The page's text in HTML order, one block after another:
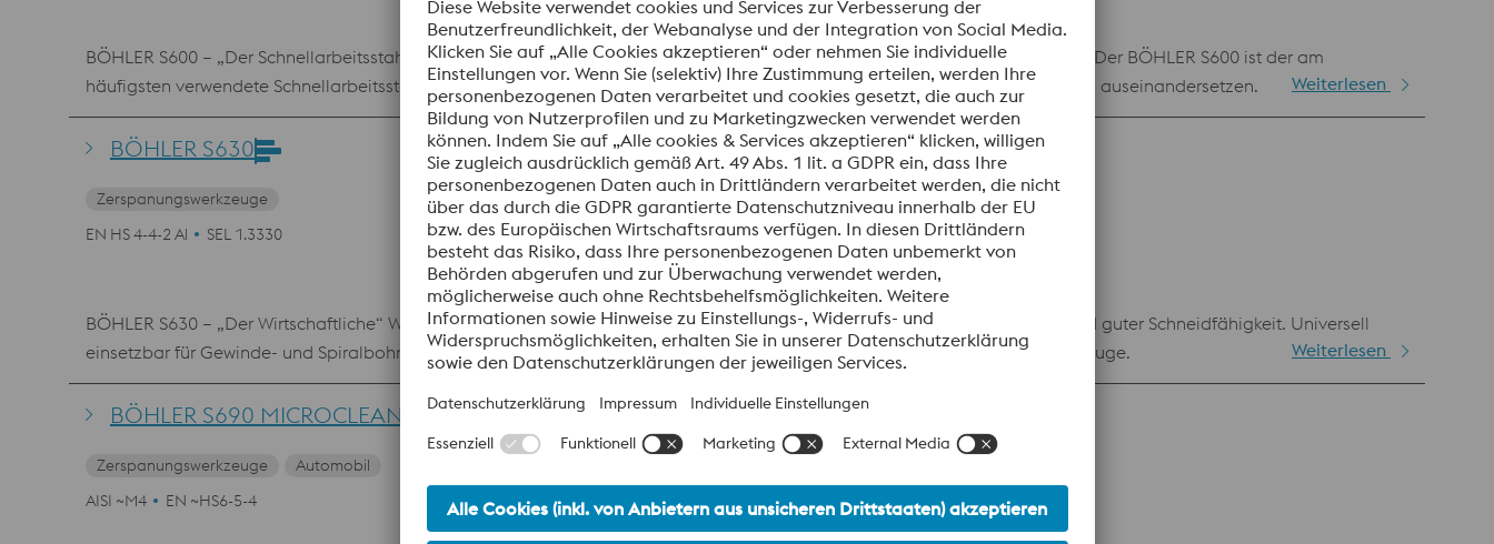
BÖHLER S600 – „Der Schnellarbeitsstahl“ Ideal für Fräser, Spiral- und Gewindebohrer, Räumwerkzeuge, Kaltarbeitswerkzeuge Der BÖHLER S600 ist der am
häufigsten verwendete Schnellarbeitsstahl und er ist das Ausgangsmaterial für unsere Kunden, die sich mit Schnellarbeitsstahl auseinandersetzen.
Weiterlesen
BÖHLER S630 Datenblatt
Zerspanungswerkzeuge
EN HS 4-4-2 Al
SEL 1.3330
BÖHLER S630 – „Der Wirtschaftliche“ Wolfram-Molybdän-Schnellarbeitsstahl mit Aluminiumlegierung mit hoher Zähigkeit und guter Schneidfähigkeit. Universell
einsetzbar für Gewinde- und Spiralbohrer, Reibahlen, Räumwerkzeuge, Metallsägen, Fräser aller Art, Holzbearbeitungswerkzeuge.
Weiterlesen
BÖHLER S690 MICROCLEAN
Zerspanungswerkzeuge
Automobil
AISI ~M4
EN ~HS6-5-4